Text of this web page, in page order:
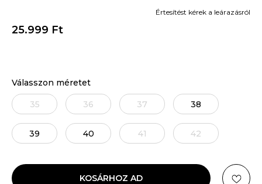
25.999 Ft
Értesítést kérek a leárazásról
Válasszon méretet
35 36 37 38
39 40 41 42
KOSÁRHOZ AD